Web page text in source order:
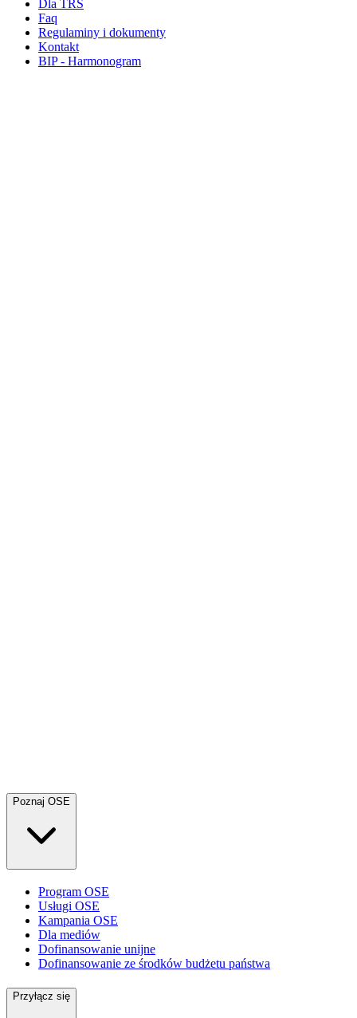
Dla TRS
Faq
Regulaminy i dokumenty
Kontakt
BIP - Harmonogram
Poznaj OSE
Program OSE
Usługi OSE
Kampania OSE
Dla mediów
Dofinansowanie unijne
Dofinansowanie ze środków budżetu państwa
Przyłącz się